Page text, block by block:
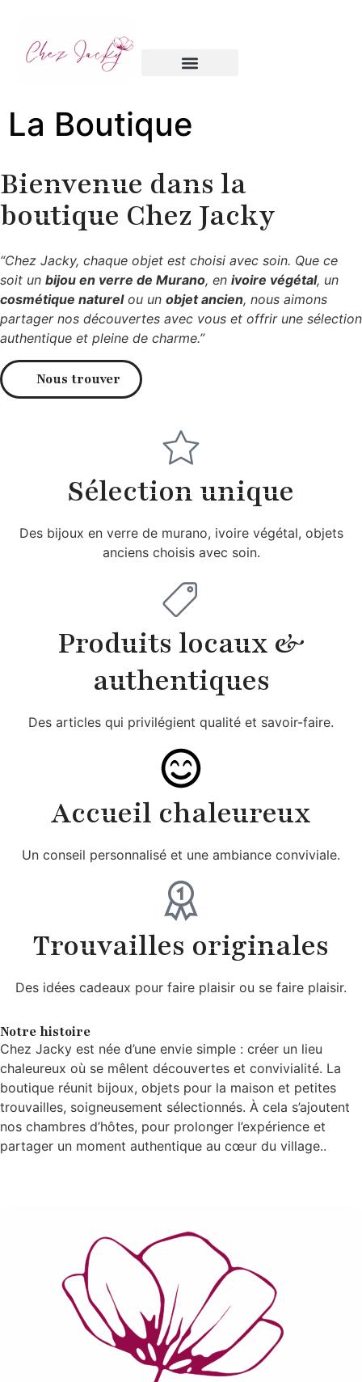
La Boutique
Bienvenue dans la
boutique Chez Jacky
“Chez Jacky, chaque objet est choisi avec soin. Que ce
soit un bijou en verre de Murano, en ivoire végétal, un
cosmétique naturelou un objet ancien, nous aimons
partager nos découvertes avec vous et offrir une sélection
authentique et pleine de charme.”
Nous trouver
Sélection unique
Des bijoux en verre de murano, ivoire végétal, objets
anciens choisis avec soin.
Produits locaux &
authentiques
Des articles qui privilégient qualité et savoir-faire.
Accueil chaleureux
Un conseil personnalisé et une ambiance conviviale.
Trouvailles originales
Des idées cadeaux pour faire plaisir ou se faire plaisir.
Notre histoire
Chez Jacky est née d’une envie simple : créer un lieu
chaleureux où se mêlent découvertes et convivialité. La
boutique réunit bijoux, objets pour la maison et petites
trouvailles, soigneusement sélectionnés. À cela s’ajoutent
nos chambres d’hôtes, pour prolonger l’expérience et
partager un moment authentique au cœur du village..